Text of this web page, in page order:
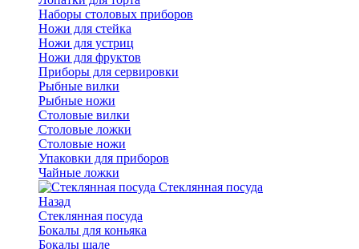
Наборы столовых приборов
Ножи для стейка
Ножи для устриц
Ножи для фруктов
Приборы для сервировки
Рыбные вилки
Рыбные ножи
Столовые вилки
Столовые ложки
Столовые ножи
Упаковки для приборов
Чайные ложки
Стеклянная посуда
Назад
Стеклянная посуда
Бокалы для коньяка
Бокалы шале